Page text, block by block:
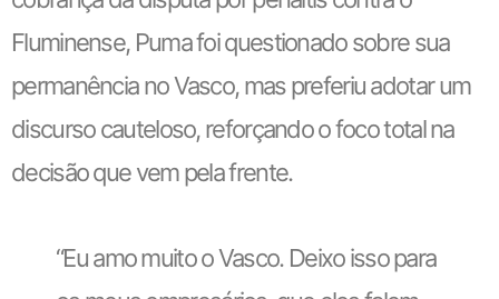
Fluminense, Puma foi questionado sobre sua
permanência no Vasco, mas preferiu adotar um
discurso cauteloso, reforçando o foco total na
decisão que vem pela frente.
“Eu amo muito o Vasco. Deixo isso para